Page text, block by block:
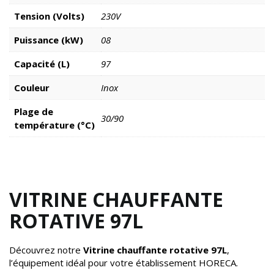
Tension (Volts)
230V
Puissance (kW)
08
Capacité (L)
97
Couleur
Inox
Plage de
température (°C)
30/90
VITRINE CHAUFFANTE
ROTATIVE 97L
Découvrez notre Vitrine chauffante rotative 97L,
l’équipement idéal pour votre établissement HORECA.